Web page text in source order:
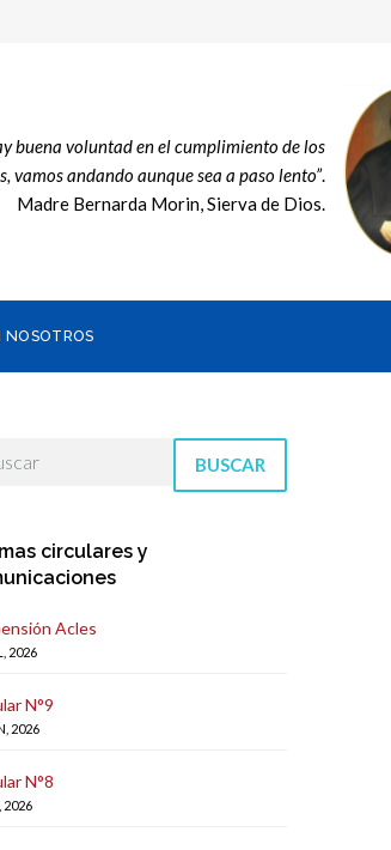
buena voluntad en el cumplimiento de los
vamos andando aunque sea a paso lento”.
Madre Bernarda Morin, Sierva de Dios.
BUSCAR
circulares y
Acles
2026
N°9
2026
N°8
2026